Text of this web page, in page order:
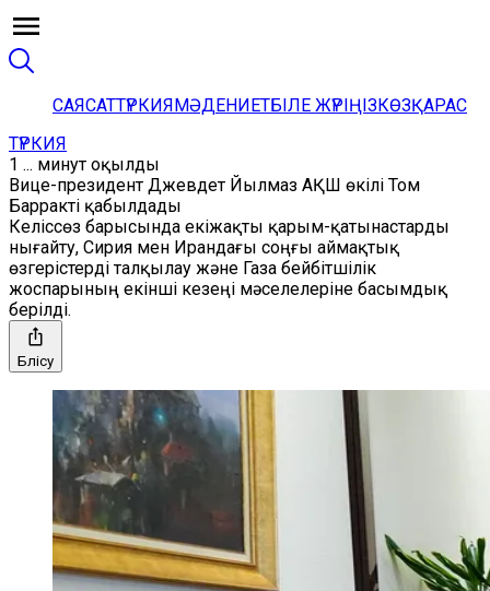
САЯСАТТҮРКИЯМӘДЕНИЕТБІЛЕ ЖҮРІҢІЗКӨЗҚАРАС
ТҮРКИЯ
1 ... минут оқылды
Вице-президент Джевдет Йылмаз АҚШ өкілі Том
Барракті қабылдады
Келіссөз барысында екіжақты қарым-қатынастарды
нығайту, Сирия мен Ирандағы соңғы аймақтық
өзгерістерді талқылау және Газа бейбітшілік
жоспарының екінші кезеңі мәселелеріне басымдық
берілді.
Бөлісу